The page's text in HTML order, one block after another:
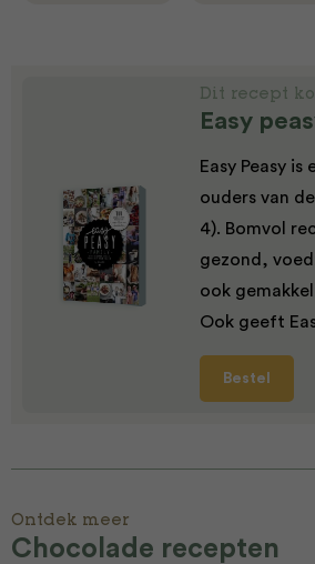
Dit recept
Easy
Easy Peasy
ouders van
4). Bomvol
gezond,
ook
Ook geeft
Bestel
Ontdek meer
Chocolade recepten